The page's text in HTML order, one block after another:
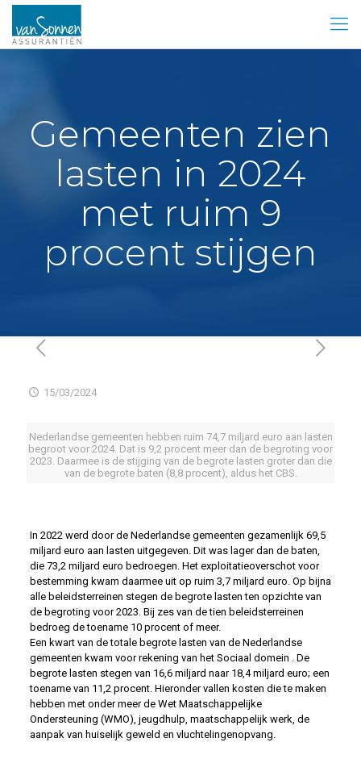
Gemeenten zien
lasten in 2024
met ruim 9
procent stijgen
15/03/2024
Nederlandse gemeenten hebben ruim 74,7 miljard euro aan lasten
begroot voor 2024. Dat is 9,2 procent meer dan de begroting voor
2023. Daarmee is de stijging van de begrote lasten groter dan die
van de begrote baten (8,8 procent), aldus het CBS.
In 2022 werd door de Nederlandse gemeenten gezamenlijk 69,5
miljard euro aan lasten uitgegeven. Dit was lager dan de baten,
die 73,2 miljard euro bedroegen. Het exploitatieoverschot voor
bestemming kwam daarmee uit op ruim 3,7 miljard euro. Op bijna
alle beleidsterreinen stegen de begrote lasten ten opzichte van
de begroting voor 2023. Bij zes van de tien beleidsterreinen
bedroeg de toename 10 procent of meer.
Een kwart van de totale begrote lasten van de Nederlandse
gemeenten kwam voor rekening van het Sociaal domein . De
begrote lasten stegen van 16,6 miljard naar 18,4 miljard euro; een
toename van 11,2 procent. Hieronder vallen kosten die te maken
hebben met onder meer de Wet Maatschappelijke
Ondersteuning (WMO), jeugdhulp, maatschappelijk werk, de
aanpak van huiselijk geweld en vluchtelingenopvang.